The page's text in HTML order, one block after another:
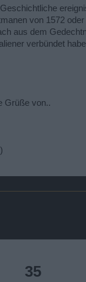
von 1572
aus dem
verbündet
Grüße von..
35